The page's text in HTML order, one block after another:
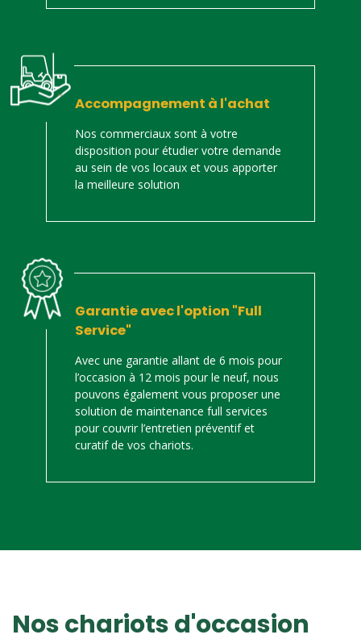
Accompagnement à l'achat
Nos commerciaux sont à votre
disposition pour étudier votre demande
au sein de vos locaux et vous apporter
la meilleure solution
Garantie avec l'option "Full
Service"
Avec une garantie allant de 6 mois pour
l’occasion à 12 mois pour le neuf, nous
pouvons également vous proposer une
solution de maintenance full services
pour couvrir l’entretien préventif et
curatif de vos chariots.
Nos chariots d'occasion